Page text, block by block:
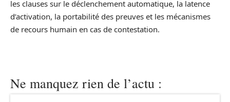
les clauses sur le déclenchement automatique, la latence
d’activation, la portabilité des preuves et les mécanismes
de recours humain en cas de contestation.
Ne manquez rien de l’actu :